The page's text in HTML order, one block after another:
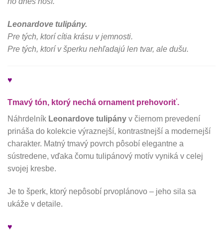
Leonardove tulipány.
Pre tých, ktorí cítia krásu v jemnosti.
Pre tých, ktorí v šperku nehľadajú len tvar, ale dušu.
♥
Tmavý tón, ktorý nechá ornament prehovoriť.
Náhrdelník Leonardove tulipány v čiernom prevedení
prináša do kolekcie výraznejší, kontrastnejší a modernejší
charakter. Matný tmavý povrch pôsobí elegantne a
sústredene, vďaka čomu tulipánový motív vyniká v celej
svojej kresbe.
Je to šperk, ktorý nepôsobí prvoplánovo – jeho sila sa
ukáže v detaile.
♥